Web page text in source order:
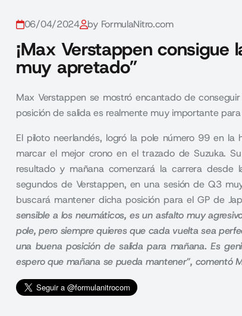
06/04/2024 by FormulaNitro.com
¡Max Verstappen consigue
muy apretado”
Max Verstappen se mostró encantado de
posición de salida es realmente muy importante
El piloto neerlandés, logró la pole número 99 en
marcar el mejor crono en el trazado de Suzuka.
resultado y mañana comenzará la carrera
segundos de Verstappen, en una sesión de Q3
buscará mantener dicha posición para el GP de
sensible a los neumáticos, es un asfalto muy
pole, pero siempre quieres que cada vuelta sea
una buena posición de salida para mañana. Es
espero que mañana se pueda mantener”, comentó